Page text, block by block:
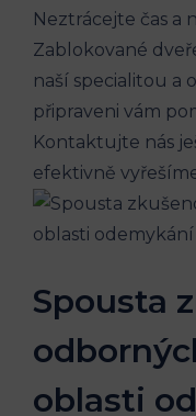
Neztrácejte čas a
Zablokované
naší specialitou a
připraveni vám
Kontaktujte nás
efektivně
Spousta
oblasti